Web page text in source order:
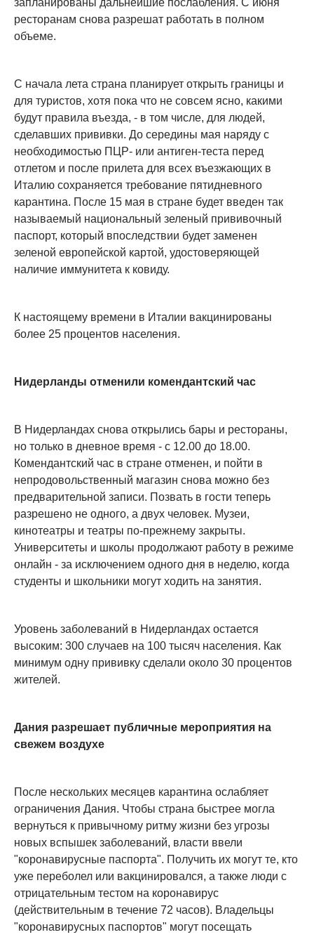
запланированы дальнейшие послабления. С июня
ресторанам снова разрешат работать в полном
объеме.
С начала лета страна планирует открыть границы и
для туристов, хотя пока что не совсем ясно, какими
будут правила въезда, - в том числе, для людей,
сделавших прививки. До середины мая наряду с
необходимостью ПЦР- или антиген-теста перед
отлетом и после прилета для всех въезжающих в
Италию сохраняется требование пятидневного
карантина. После 15 мая в стране будет введен так
называемый национальный зеленый прививочный
паспорт, который впоследствии будет заменен
зеленой европейской картой, удостоверяющей
наличие иммунитета к ковиду.
К настоящему времени в Италии вакцинированы
более 25 процентов населения.
Нидерланды отменили комендантский час
В Нидерландах снова открылись бары и рестораны,
но только в дневное время - с 12.00 до 18.00.
Комендантский час в стране отменен, и пойти в
непродовольственный магазин снова можно без
предварительной записи. Позвать в гости теперь
разрешено не одного, а двух человек. Музеи,
кинотеатры и театры по-прежнему закрыты.
Университеты и школы продолжают работу в режиме
онлайн - за исключением одного дня в неделю, когда
студенты и школьники могут ходить на занятия.
Уровень заболеваний в Нидерландах остается
высоким: 300 случаев на 100 тысяч населения. Как
минимум одну прививку сделали около 30 процентов
жителей.
Дания разрешает публичные мероприятия на
свежем воздухе
После нескольких месяцев карантина ослабляет
ограничения Дания. Чтобы страна быстрее могла
вернуться к привычному ритму жизни без угрозы
новых вспышек заболеваний, власти ввели
"коронавирусные паспорта". Получить их могут те, кто
уже переболел или вакцинировался, а также люди с
отрицательным тестом на коронавирус
(действительным в течение 72 часов). Владельцы
"коронавирусных паспортов" могут посещать